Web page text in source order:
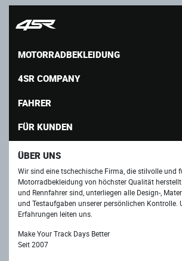
MOTORRADBEKLEIDUNG
4SR COMPANY
FAHRER
FÜR KUNDEN
ÜBER UNS
Wir sind eine tschechische Firma, die stilvolle und
Motorradbekleidung von höchster Qualität
und Rennfahrer sind, unterliegen alle Design-,
und Testaufgaben unserer persönlichen Kontrolle.
Erfahrungen leiten uns.
Make Your Track Days Better
Seit 2007